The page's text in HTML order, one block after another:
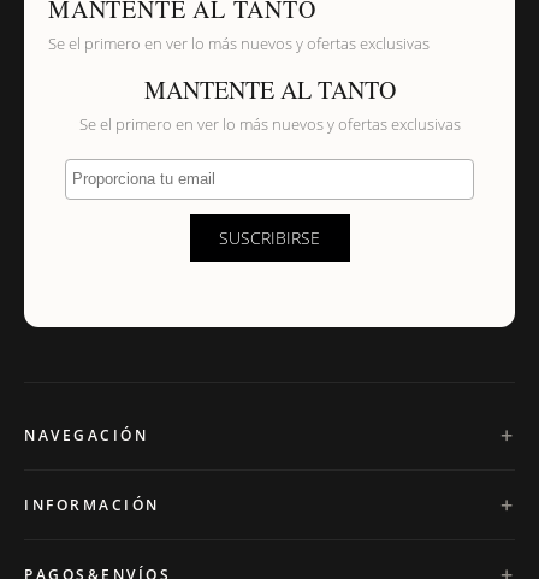
MANTENTE AL TANTO
Se el primero en ver lo más nuevos y ofertas exclusivas
MANTENTE AL TANTO
Se el primero en ver lo más nuevos y ofertas exclusivas
Proporciona tu email
SUSCRIBIRSE
NAVEGACIÓN
INFORMACIÓN
PAGOS&ENVÍOS